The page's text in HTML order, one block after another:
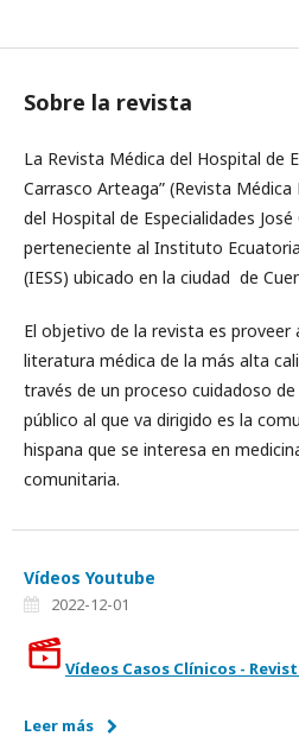
Sobre la revista
La Revista Médica del Hospital de
Carrasco Arteaga” (Revista Médica
del Hospital de Especialidades
perteneciente al Instituto
(IESS) ubicado en la ciudad de
El objetivo de la revista es proveer
literatura médica de la más alta
través de un proceso cuidadoso
público al que va dirigido es la
hispana que se interesa en
comunitaria.
Vídeos Youtube
2022-12-01
Vídeos Casos Clínicos -
Leer más